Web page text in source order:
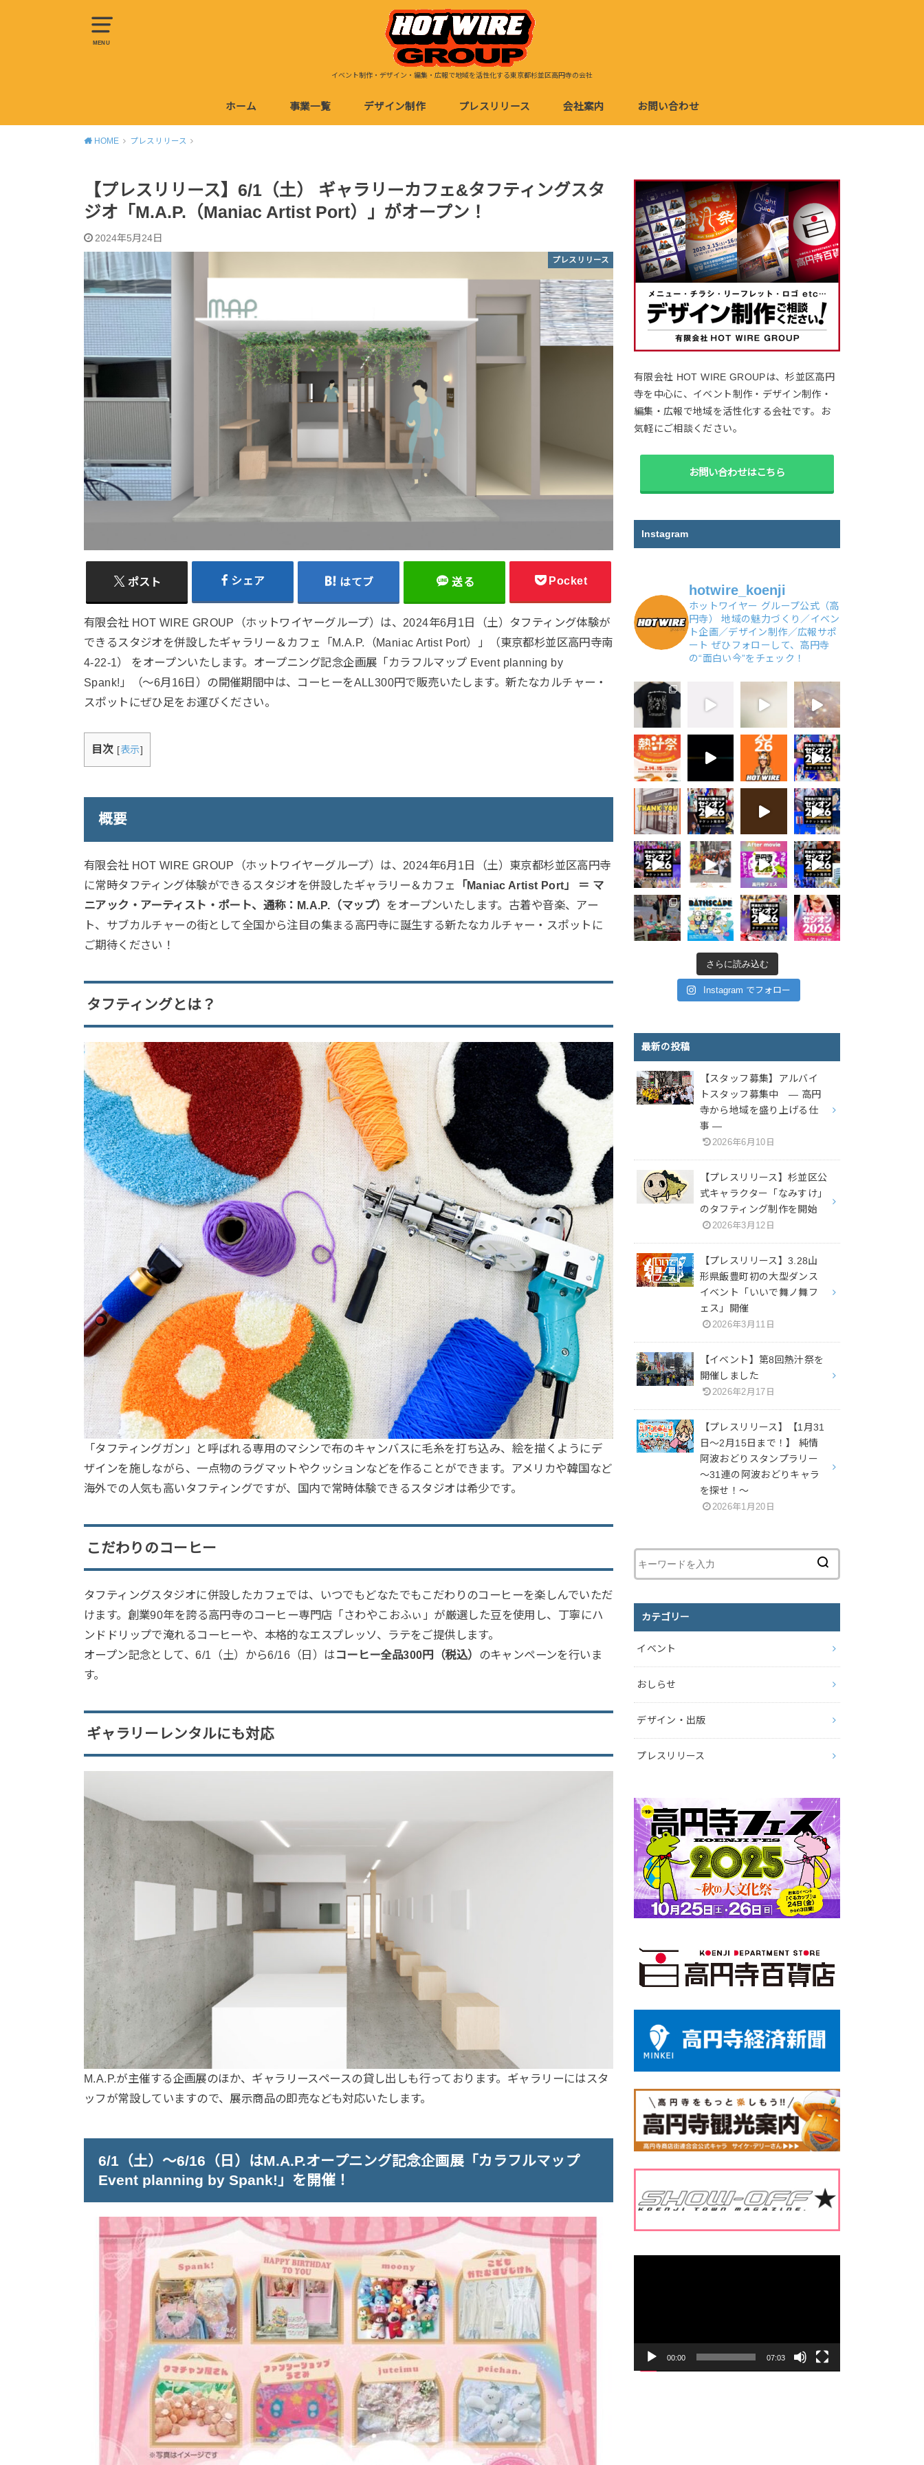
MENU
イベント制作・デザイン・編集・広報で地域を活性化する東京都杉並区高円寺の会社
ホーム 事業一覧 デザイン制作 プレスリリース 会社案内 お問い合わせ
HOME プレスリリース
【プレスリリース】6/1（土） ギャラリーカフェ&タフティングスタ
ジオ「M.A.P.（Maniac Artist Port）」がオープン！
2024年5月24日
プレスリリース
ポスト シェア はてブ 送る Pocket
有限会社 HOT WIRE GROUP（ホットワイヤーグループ）は、2024年6月1日（土）タフティング体験が
できるスタジオを併設したギャラリー＆カフェ「M.A.P.（Maniac Artist Port）」（東京都杉並区高円寺南
4-22-1） をオープンいたします。オープニング記念企画展「カラフルマップ Event planning by
Spank!」（〜6月16日）の開催期間中は、コーヒーをALL300円で販売いたします。新たなカルチャー・
スポットにぜひ足をお運びください。
目次 [表示]
概要
有限会社 HOT WIRE GROUP（ホットワイヤーグループ）は、2024年6月1日（土）東京都杉並区高円寺
に常時タフティング体験ができるスタジオを併設したギャラリー＆カフェ
「Maniac Artist Port」 ＝ マ
ニアック・アーティスト・ポート、通称：M.A.P.（マップ） をオープンいたします。古着や音楽、アー
ト、サブカルチャーの街として全国から注目の集まる高円寺に誕生する新たなカルチャー・スポットに
ご期待ください！
タフティングとは？
「タフティングガン」と呼ばれる専用のマシンで布のキャンバスに毛糸を打ち込み、絵を描くようにデ
ザインを施しながら、一点物のラグマットやクッションなどを作ることができます。アメリカや韓国など
海外での人気も高いタフティングですが、国内で常時体験できるスタジオは希少です。
こだわりのコーヒー
タフティングスタジオに併設したカフェでは、いつでもどなたでもこだわりのコーヒーを楽しんでいただ
けます。創業90年を誇る高円寺のコーヒー専門店「さわやこおふぃ」が厳選した豆を使用し、丁寧にハ
ンドドリップで淹れるコーヒーや、本格的なエスプレッソ、ラテをご提供します。
オープン記念として、6/1（土）から6/16（日）は コーヒー全品300円（税込） のキャンペーンを行いま
す。
ギャラリーレンタルにも対応
M.A.P.が主催する企画展のほか、ギャラリースペースの貸し出しも行っております。ギャラリーにはスタ
ッフが常設していますので、展示商品の即売なども対応いたします。
6/1（土）～6/16（日）はM.A.P.オープニング記念企画展「カラフルマップ
Event planning by Spank!」を開催！
有限会社 HOT WIRE GROUPは、杉並区高円
寺を中心に、イベント制作・デザイン制作・
編集・広報で地域を活性化する会社です。お
気軽にご相談ください。
お問い合わせはこちら
Instagram
hotwire_koenji
ホットワイヤー グループ公式（高
円寺）
地域の魅力づくり／イベン
ト企画／デザイン制作／広報サポ
ート ぜひフォローして、高円寺
の“面白い今”をチェック！
さらに読み込む
Instagram でフォロー
最新の投稿
【スタッフ募集】アルバイ
トスタッフ募集中 — 高円
寺から地域を盛り上げる仕
事 —
2026年6月10日
【プレスリリース】杉並区公
式キャラクター「なみすけ」
のタフティング制作を開始
2026年3月12日
【プレスリリース】3.28山
形県飯豊町初の大型ダンス
イベント「いいで舞ノ舞フ
ェス」開催
2026年3月11日
【イベント】第8回熱汁祭を
開催しました
2026年2月17日
【プレスリリース】【1月31
日～2月15日まで！】 純情
阿波おどりスタンプラリー
～31連の阿波おどりキャラ
を探せ！～
2026年1月20日
カテゴリー
イベント
おしらせ
デザイン・出版
プレスリリース
ヤ
00:00 07:03